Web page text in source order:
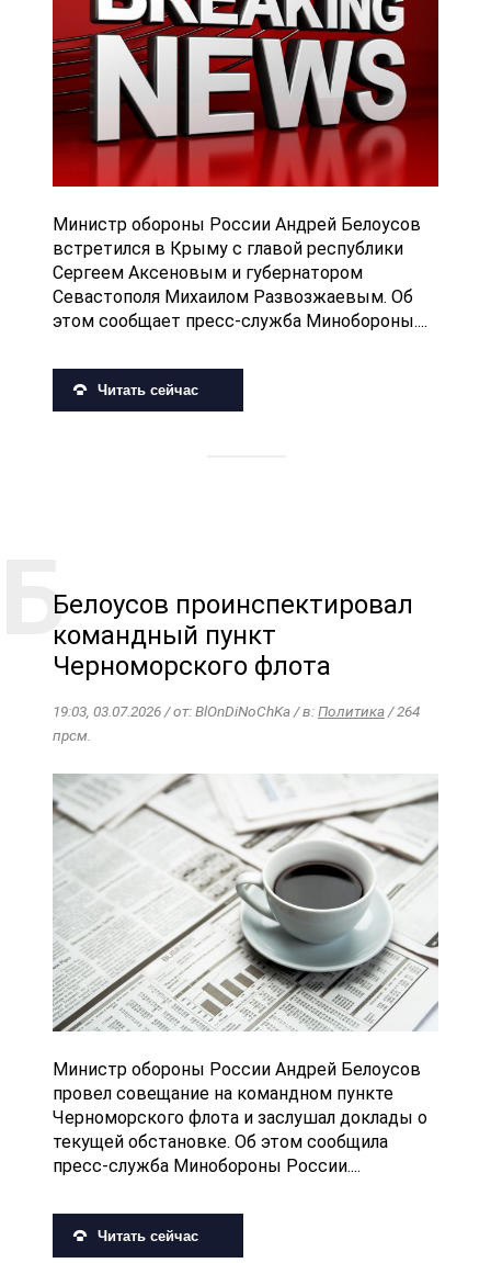
Министр обороны России Андрей Белоусов
встретился в Крыму с главой республики
Сергеем Аксеновым и губернатором
Севастополя Михаилом Развозжаевым. Об
этом сообщает пресс-служба Минобороны....
Читать сейчас
Белоусов проинспектировал
командный пункт
Черноморского флота
19:03, 03.07.2026 / от: BlOnDiNoChKa / в:Политика/ 264
прсм.
Министр обороны России Андрей Белоусов
провел совещание на командном пункте
Черноморского флота и заслушал доклады о
текущей обстановке. Об этом сообщила
пресс-служба Минобороны России....
Читать сейчас